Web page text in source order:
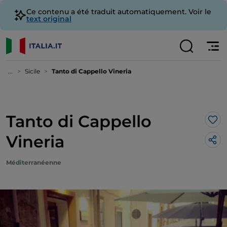
Ce contenu a été traduit automatiquement. Voir le
text original
... Sicile Tanto di Cappello Vineria
Tanto di Cappello
Vineria
Méditerranéenne